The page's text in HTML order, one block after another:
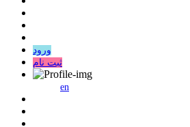
ورود
ثبت نام
en